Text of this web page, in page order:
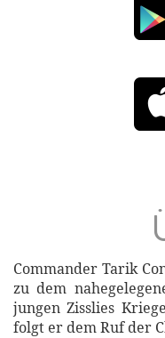
Commander Tarik
zu dem
jungen Zisslies
folgt er dem Ruf der